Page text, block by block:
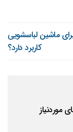
برای ماشین لباسشویی
کاربرد دارد؟